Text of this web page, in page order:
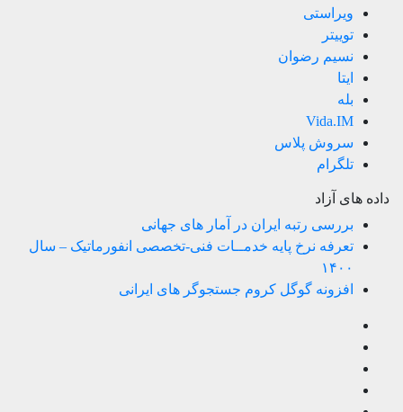
ویراستی
توییتر
نسیم رضوان
ایتا
بله
Vida.IM
سروش پلاس
تلگرام
داده های آزاد
بررسی رتبه ایران در آمار های جهانی
تعرفه نرخ پایه خدمــات فنی-تخصصی انفورماتیک – سال
۱۴۰۰
افزونه گوگل کروم جستجوگر های ایرانی